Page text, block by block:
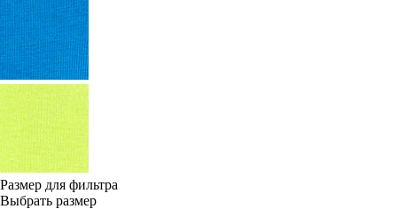
Размер для фильтра
Выбрать размер